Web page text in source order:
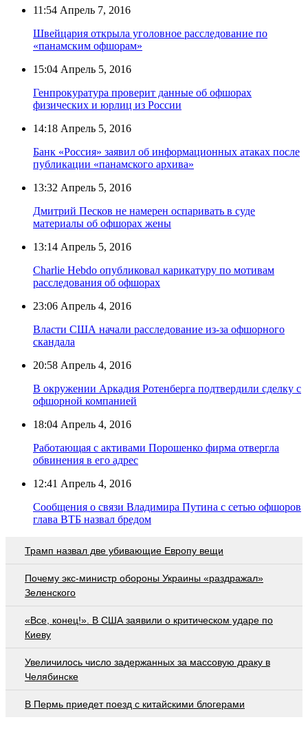
11:54 Апрель 7, 2016
Швейцария открыла уголовное расследование по
«панамским офшорам»
15:04 Апрель 5, 2016
Генпрокуратура проверит данные об офшорах
физических и юрлиц из России
14:18 Апрель 5, 2016
Банк «Россия» заявил об информационных атаках после
публикации «панамского архива»
13:32 Апрель 5, 2016
Дмитрий Песков не намерен оспаривать в суде
материалы об офшорах жены
13:14 Апрель 5, 2016
Charlie Hebdo опубликовал карикатуру по мотивам
расследования об офшорах
23:06 Апрель 4, 2016
Власти США начали расследование из-за офшорного
скандала
20:58 Апрель 4, 2016
В окружении Аркадия Ротенберга подтвердили сделку с
офшорной компанией
18:04 Апрель 4, 2016
Работающая с активами Порошенко фирма отвергла
обвинения в его адрес
12:41 Апрель 4, 2016
Сообщения о связи Владимира Путина с сетью офшоров
глава ВТБ назвал бредом
Трамп назвал две убивающие Европу вещи
Почему экс-министр обороны Украины «раздражал»
Зеленского
«Все, конец!». В США заявили о критическом ударе по
Киеву
Увеличилось число задержанных за массовую драку в
Челябинске
В Пермь приедет поезд с китайскими блогерами